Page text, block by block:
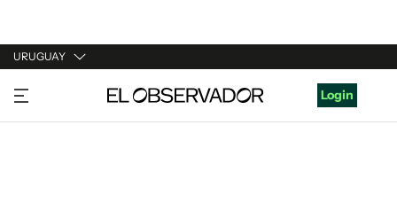
URUGUAY
URUGUAY
ARGENTINA
Login